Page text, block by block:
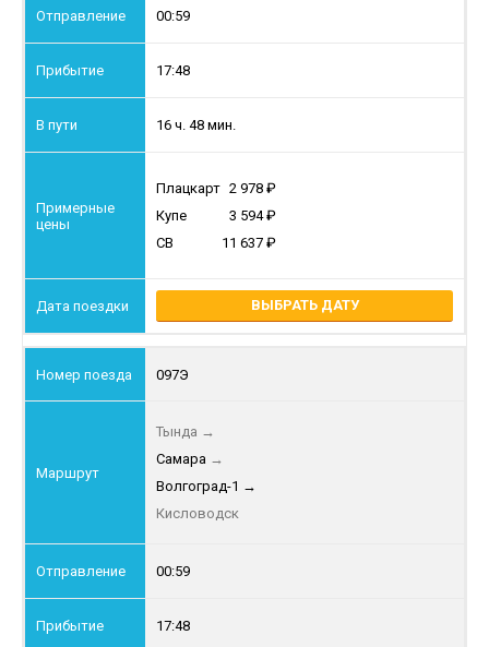
00:59
17:48
16 ч. 48 мин.
Плацкарт 2 978
Купе
3 594
СВ
11 637
ВЫБРАТЬ ДАТУ
097Э
Тында →
Самара →
Волгоград-1 →
Кисловодск
00:59
17:48